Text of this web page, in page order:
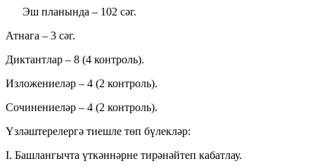
Эш планында – 102 сәг.
Атнага – 3 сәг.
Диктантлар – 8 (4 контроль).
Изложениеләр – 4 (2 контроль).
Сочинениеләр – 4 (2 контроль).
Үзләштерелергә тиешле төп бүлекләр:
I. Башлангычта үткәннәрне тирәнәйтеп кабатлау.